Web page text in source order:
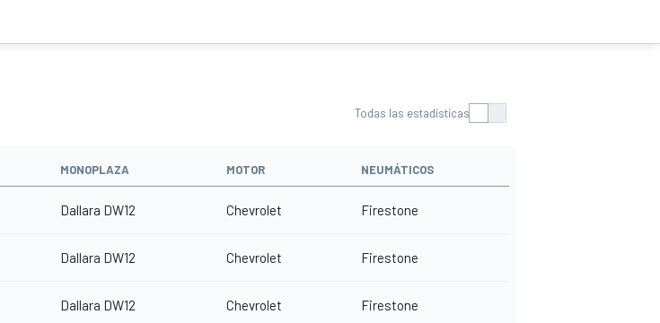
Todas las estadísticas
MONOPLAZA MOTOR NEUMÁTICOS
Dallara DW12 Chevrolet Firestone
Dallara DW12 Chevrolet Firestone
Dallara DW12 Chevrolet Firestone